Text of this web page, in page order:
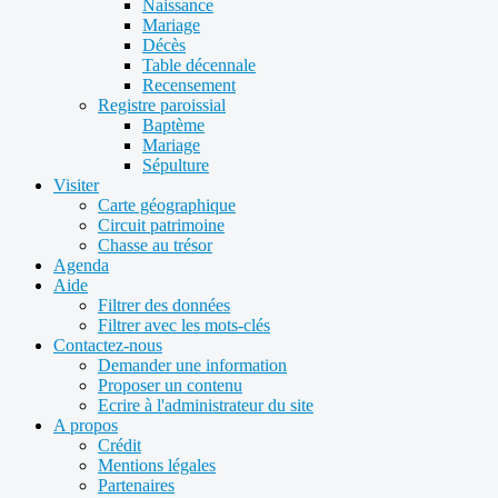
Naissance
Mariage
Décès
Table décennale
Recensement
Registre paroissial
Baptème
Mariage
Sépulture
Visiter
Carte géographique
Circuit patrimoine
Chasse au trésor
Agenda
Aide
Filtrer des données
Filtrer avec les mots-clés
Contactez-nous
Demander une information
Proposer un contenu
Ecrire à l'administrateur du site
A propos
Crédit
Mentions légales
Partenaires